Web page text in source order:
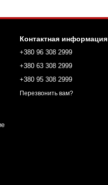
Контактная информация
+380 96 308 2999
+380 63 308 2999
+380 95 308 2999
Перезвонить вам?